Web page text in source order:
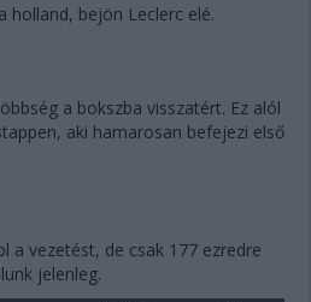
holland, bejön Leclerc elé.
a bokszba visszatért. Ez alól
aki hamarosan befejezi első
a vezetést, de csak 177 ezredre
jelenleg.